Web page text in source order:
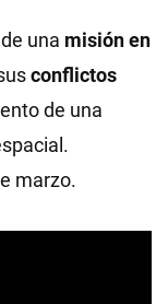
una misión en
conflictos
de una
marzo.